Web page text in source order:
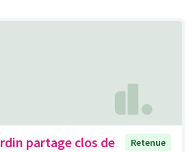
partage clos de
Retenue